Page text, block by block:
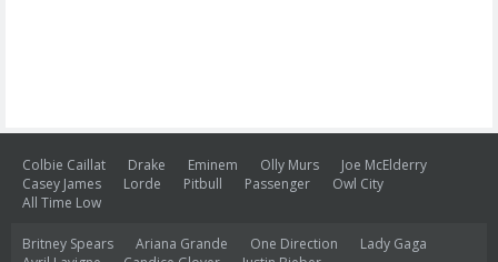
Colbie Caillat Drake Eminem Olly Murs
Joe McElderry
Casey James
Lorde Pitbull Passenger
Owl City
All Time Low
Britney Spears Ariana Grande One Direction
Lady Gaga